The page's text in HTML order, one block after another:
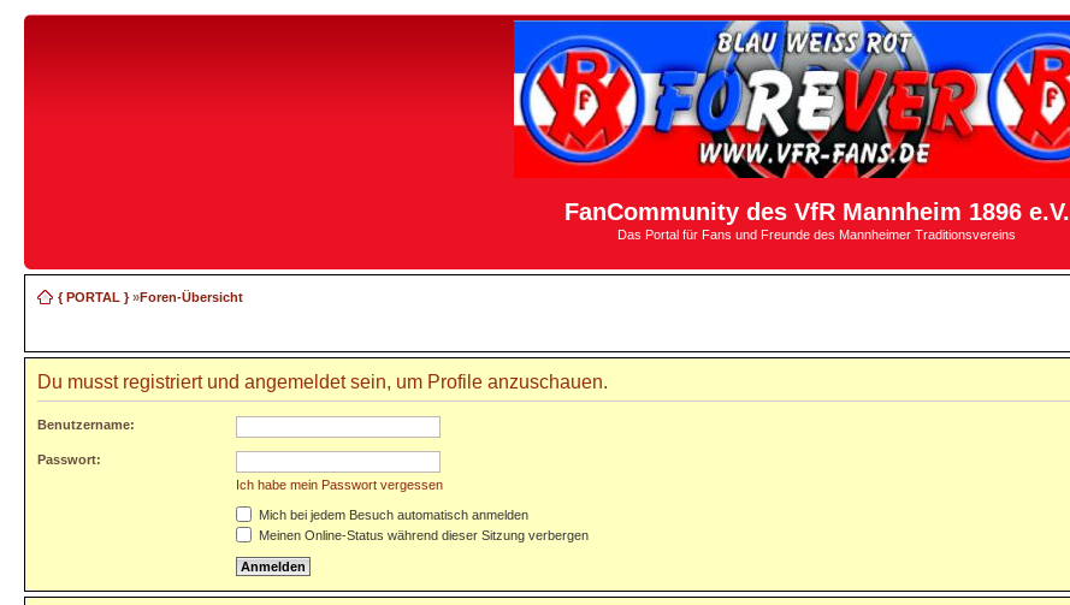
FanCommunity des VfR Mannheim 1896 e.V.
Das Portal für Fans und Freunde des Mannheimer Traditionsvereins
{ PORTAL }»Foren-Übersicht
Du musst registriert und angemeldet sein, um Profile anzuschauen.
Benutzername:
Passwort:
Ich habe mein Passwort vergessen
Mich bei jedem Besuch automatisch anmelden
Meinen Online-Status während dieser Sitzung verbergen